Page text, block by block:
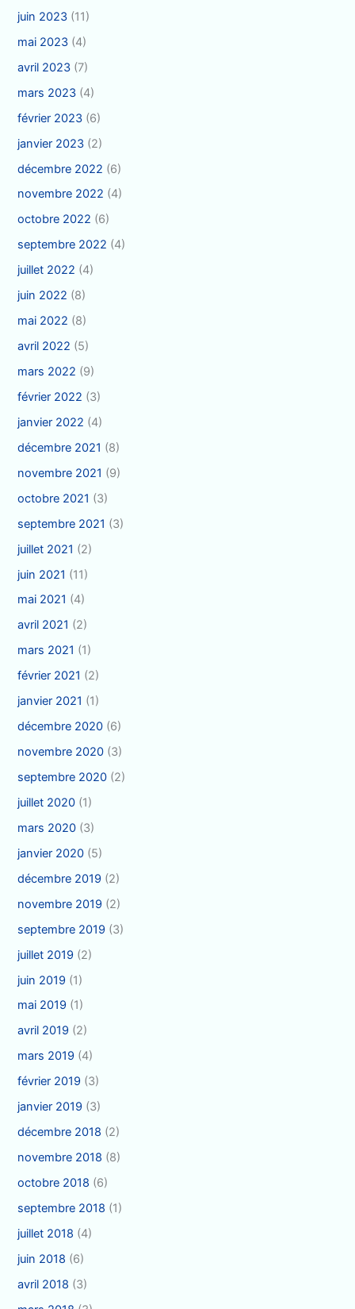
juin 2023 (11)
mai 2023 (4)
avril 2023 (7)
mars 2023 (4)
février 2023 (6)
janvier 2023 (2)
décembre 2022 (6)
novembre 2022 (4)
octobre 2022 (6)
septembre 2022 (4)
juillet 2022 (4)
juin 2022 (8)
mai 2022 (8)
avril 2022 (5)
mars 2022 (9)
février 2022 (3)
janvier 2022 (4)
décembre 2021 (8)
novembre 2021 (9)
octobre 2021 (3)
septembre 2021 (3)
juillet 2021 (2)
juin 2021 (11)
mai 2021 (4)
avril 2021 (2)
mars 2021 (1)
février 2021 (2)
janvier 2021 (1)
décembre 2020 (6)
novembre 2020 (3)
septembre 2020 (2)
juillet 2020 (1)
mars 2020 (3)
janvier 2020 (5)
décembre 2019 (2)
novembre 2019 (2)
septembre 2019 (3)
juillet 2019 (2)
juin 2019 (1)
mai 2019 (1)
avril 2019 (2)
mars 2019 (4)
février 2019 (3)
janvier 2019 (3)
décembre 2018 (2)
novembre 2018 (8)
octobre 2018 (6)
septembre 2018 (1)
juillet 2018 (4)
juin 2018 (6)
avril 2018 (3)